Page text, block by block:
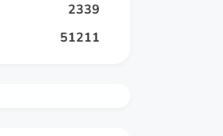
2339
51211